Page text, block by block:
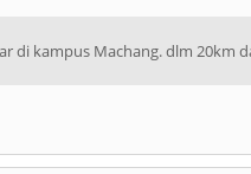
di kampus Machang. dlm 20km